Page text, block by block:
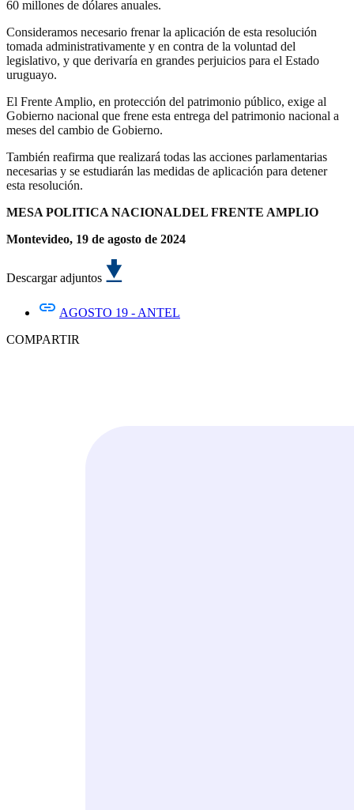
60 millones de dólares anuales.
Consideramos necesario frenar la aplicación de esta resolución
tomada administrativamente y en contra de la voluntad del
legislativo, y que derivaría en grandes perjuicios para el Estado
uruguayo.
El Frente Amplio, en protección del patrimonio público, exige al
Gobierno nacional que frene esta entrega del patrimonio nacional a
meses del cambio de Gobierno.
También reafirma que realizará todas las acciones parlamentarias
necesarias y se estudiarán las medidas de aplicación para detener
esta resolución.
MESA POLITICA NACIONALDEL FRENTE AMPLIO
Montevideo, 19 de agosto de 2024
Descargar adjuntos
AGOSTO 19 - ANTEL
COMPARTIR